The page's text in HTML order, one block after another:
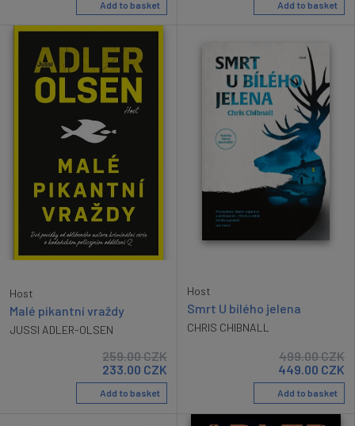
Add to basket Add to basket
Host
Malé pikantní vraždy
JUSSI ADLER-OLSEN
259.00CZK
233.00 CZK
Add to basket
Host
Smrt U bílého jelena
CHRIS CHIBNALL
499.00CZK
449.00 CZK
Add to basket